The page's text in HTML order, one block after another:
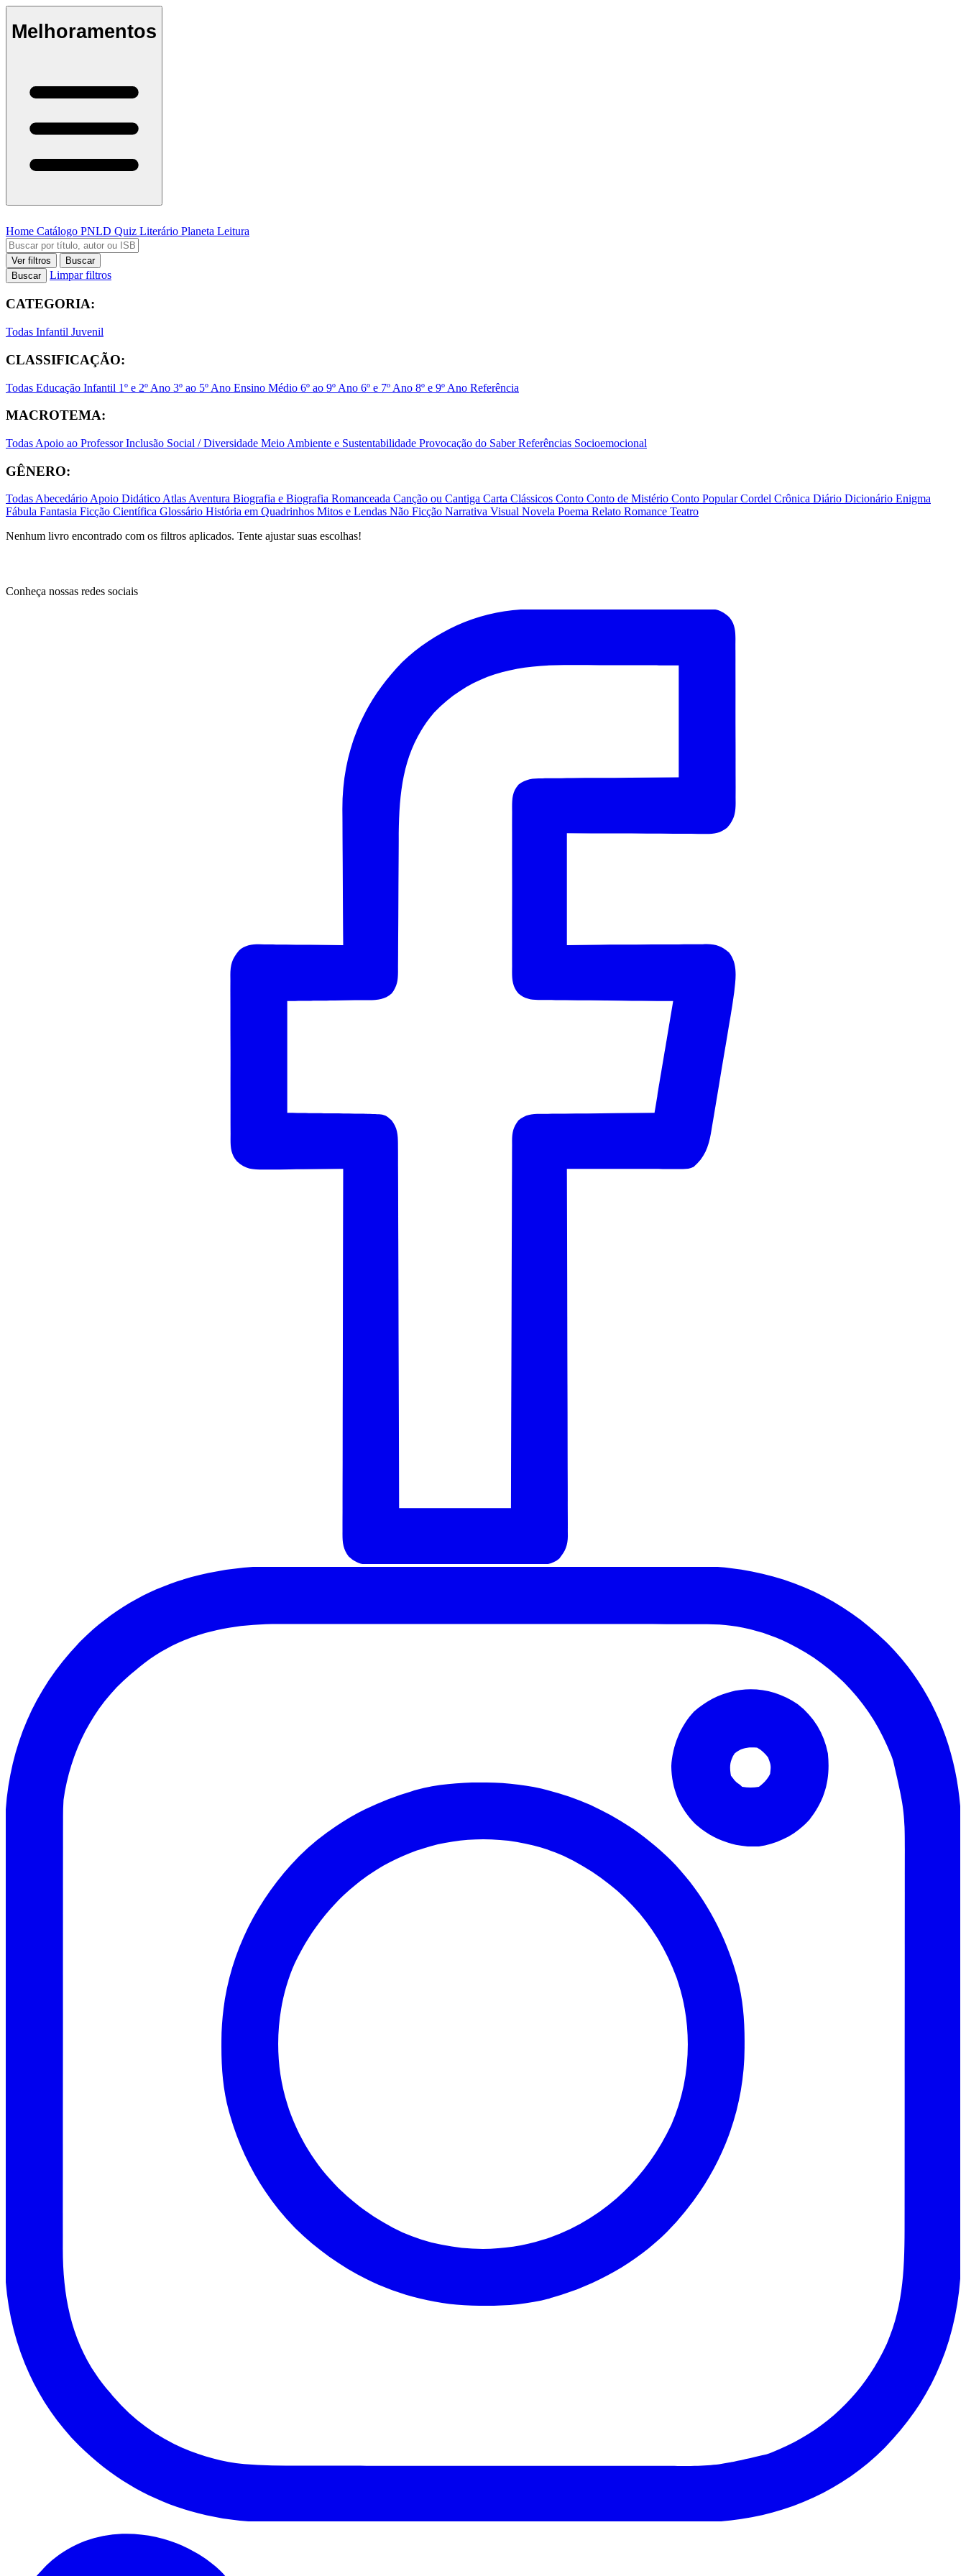
Melhoramentos
Home Catálogo PNLD Quiz Literário Planeta Leitura
Ver filtros
Buscar
Buscar
Limpar filtros
CATEGORIA:
Todas Infantil Juvenil
CLASSIFICAÇÃO:
Todas Educação Infantil 1º e 2º Ano 3º ao 5º Ano Ensino Médio 6º ao 9º Ano 6º e 7º Ano 8º e 9º Ano Referência
MACROTEMA:
Todas Apoio ao ProfessorInclusão Social / Diversidade Meio Ambiente e Sustentabilidade Provocação do SaberReferências Socioemocional
GÊNERO:
TodasAbecedárioApoio DidáticoAtlasAventura Biografia e Biografia Romanceada Canção ou Cantiga Carta Clássicos Conto Conto de Mistério Conto PopularCordel Crônica Diário Dicionário Enigma
Fábula Fantasia Ficção Científica Glossário História em Quadrinhos Mitos e Lendas Não Ficção Narrativa Visual Novela Poema Relato Romance Teatro
Nenhum livro encontrado com os filtros aplicados. Tente ajustar suas escolhas!
Conheça nossas redes sociais